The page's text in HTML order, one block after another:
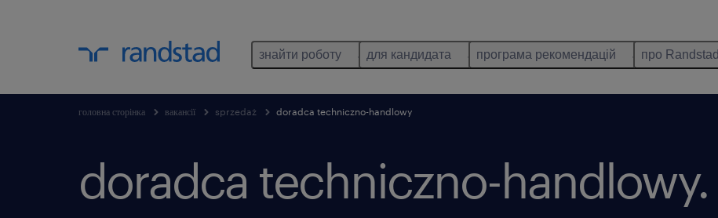
знайти роботу для кандидата програма рекомендацій про Randstad
головна сторінка вакансії sprzedaż doradca techniczno-handlowy
doradca techniczno-handlowy.